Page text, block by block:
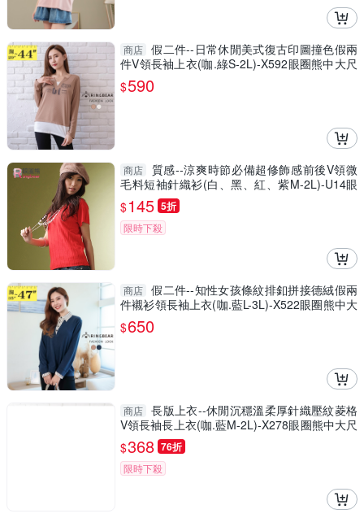
商店 假二件--日常休閒美式復古印圖撞色假兩
件V領長袖上衣(咖.綠S-2L)-X592眼圈熊中大尺
碼
$590
商店
質感--涼爽時節必備超修飾感前後V領微
毛料短袖針織衫(白、黑、紅、紫M-2L)-U14眼
圈熊中大尺碼
$145 5折
限時下殺
商店 假二件--知性女孩條紋排釦拼接德絨假兩
件襯衫領長袖上衣(咖.藍L-3L)-X522眼圈熊中大
尺碼
$650
商店 長版上衣--休閒沉穩溫柔厚針織壓紋菱格
V領長袖長上衣(咖.藍M-2L)-X278眼圈熊中大尺
碼
$368 76折
限時下殺